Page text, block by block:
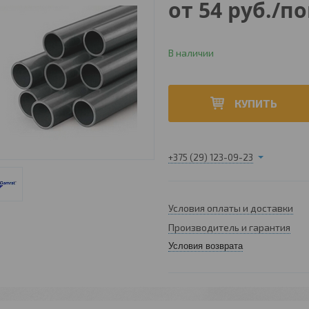
от 54 руб./
В наличии
КУПИТЬ
+375 (29) 123-09-23
Условия оплаты и доставки
Производитель и гарантия
Условия возврата